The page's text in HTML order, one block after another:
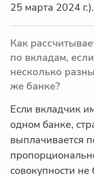
25 марта 2024 г.).
Как
по вкладам,
несколько
же банке?
Если вкладчик
одном банке,
выплачивается
совокупности